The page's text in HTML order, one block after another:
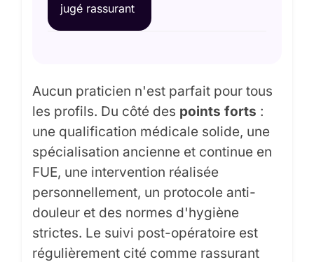
jugé rassurant
Aucun praticien n'est parfait pour tous
les profils. Du côté des points forts :
une qualification médicale solide, une
spécialisation ancienne et continue en
FUE, une intervention réalisée
personnellement, un protocole anti-
douleur et des normes d'hygiène
strictes. Le suivi post-opératoire est
régulièrement cité comme rassurant